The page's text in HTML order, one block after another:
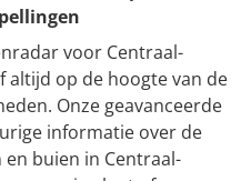
voor Centraal-
altijd op de hoogte van de
Onze geavanceerde
informatie over de
buien in Centraal-